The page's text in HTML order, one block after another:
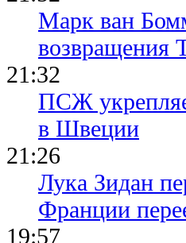
Марк ван
возвращения
21:32
ПСЖ
в Швеции
21:26
Лука Зидан
Франции
19:57